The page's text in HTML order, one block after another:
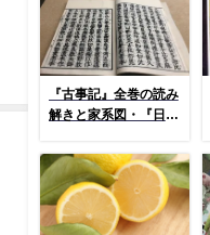
『古事記』全巻の読み
解きと家系図・『日本
ム